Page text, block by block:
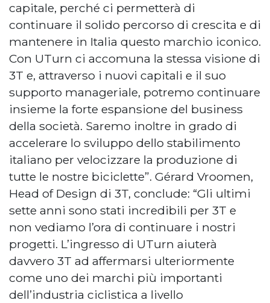
capitale, perché ci permetterà di
continuare il solido percorso di crescita e di
mantenere in Italia questo marchio iconico.
Con UTurn ci accomuna la stessa visione di
3T e, attraverso i nuovi capitali e il suo
supporto manageriale, potremo continuare
insieme la forte espansione del business
della società. Saremo inoltre in grado di
accelerare lo sviluppo dello stabilimento
italiano per velocizzare la produzione di
tutte le nostre biciclette”. Gérard Vroomen,
Head of Design di 3T, conclude: “Gli ultimi
sette anni sono stati incredibili per 3T e
non vediamo l’ora di continuare i nostri
progetti. L’ingresso di UTurn aiuterà
davvero 3T ad affermarsi ulteriormente
come uno dei marchi più importanti
dell’industria ciclistica a livello